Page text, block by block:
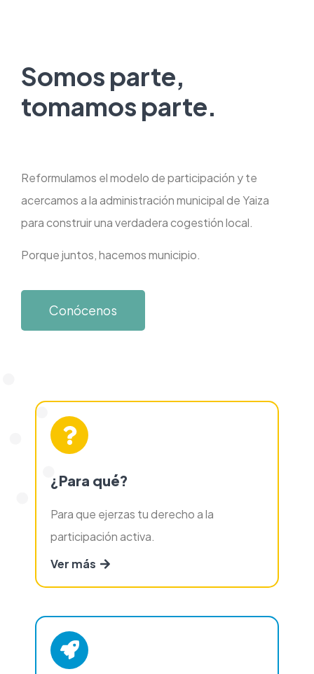
Somos parte,
tomamos parte.
Reformulamos el modelo de participación y te
acercamos a la administración municipal de Yaiza
para construir una verdadera cogestión local.
Porque juntos, hacemos municipio.
Conócenos
¿Para qué?
Para que ejerzas tu derecho a la
participación activa.
Ver más